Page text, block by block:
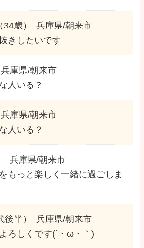
（34歳）
兵庫県/朝来市
きしたいです
兵庫県/朝来市
人いる？
兵庫県/朝来市
人いる？
兵庫県/朝来市
もっと楽しく一緒に過ごしま
後半）
兵庫県/朝来市
ろしくです(´・ω・｀)